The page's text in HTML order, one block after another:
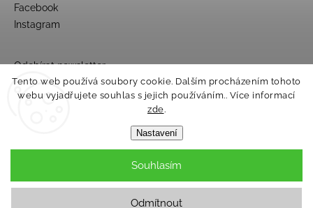
Tento web používá soubory cookie. Dalším procházením tohoto
webu vyjadřujete souhlas s jejich používáním.. Více informací
zde.
Nastavení
Odmítnout
Souhlasím
Facebook
Instagram
Odebírat newsletter
Copyright 2026Galerie Millennium. Všechna práva vyhrazena.
Upravit nastavení cookies